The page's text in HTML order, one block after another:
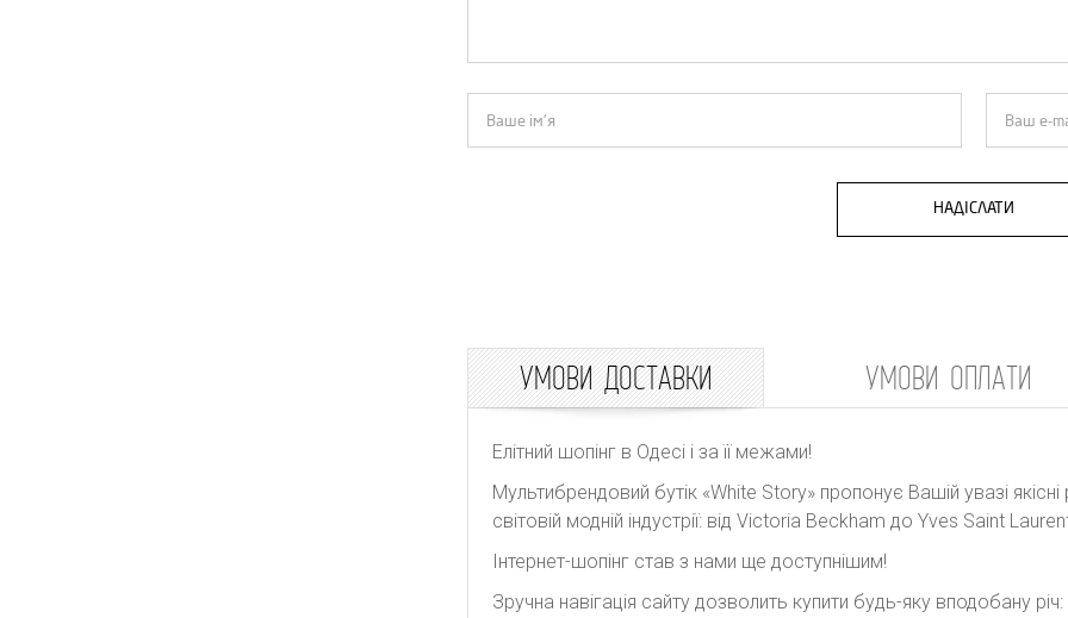
НАДІСЛАТИ
УМОВИ ДОСТАВКИ УМОВИ ОПЛАТИ
Елітний шопінг в Одесі і за її межами!
Мультибрендовий бутік «White Story» пропонує Вашій увазі якісні
світовій модній індустрії: від Victoria Beckham до Yves Saint
Інтернет-шопінг став з нами ще доступнішим!
Зручна навігація сайту дозволить купити будь-яку вподобану